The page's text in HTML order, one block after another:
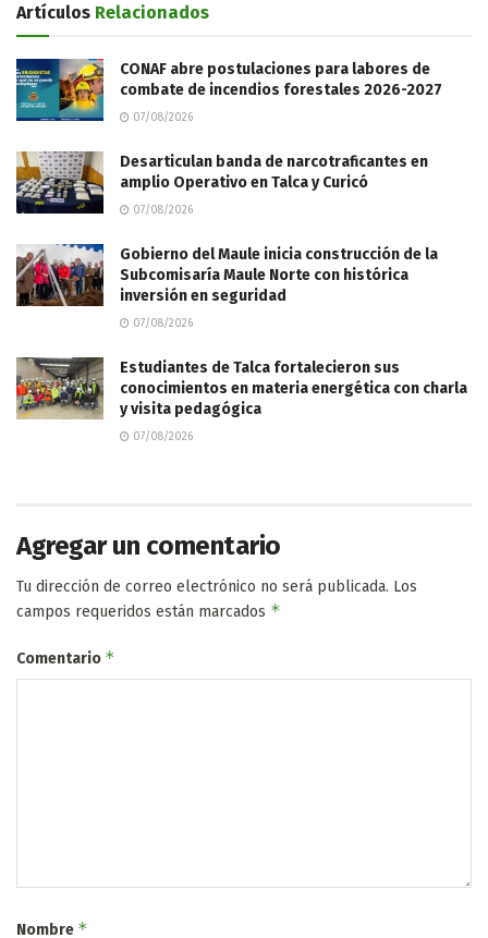
Artículos Relacionados
CONAF abre postulaciones para labores de
combate de incendios forestales 2026-2027
07/08/2026
Desarticulan banda de narcotraficantes en
amplio Operativo en Talca y Curicó
07/08/2026
Gobierno del Maule inicia construcción de la
Subcomisaría Maule Norte con histórica
inversión en seguridad
07/08/2026
Estudiantes de Talca fortalecieron sus
conocimientos en materia energética con charla
y visita pedagógica
07/08/2026
Agregar un comentario
Tu dirección de correo electrónico no será publicada. Los
campos requeridos están marcados *
Comentario *
Nombre *